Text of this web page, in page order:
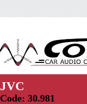
JVC
Code: 30.981